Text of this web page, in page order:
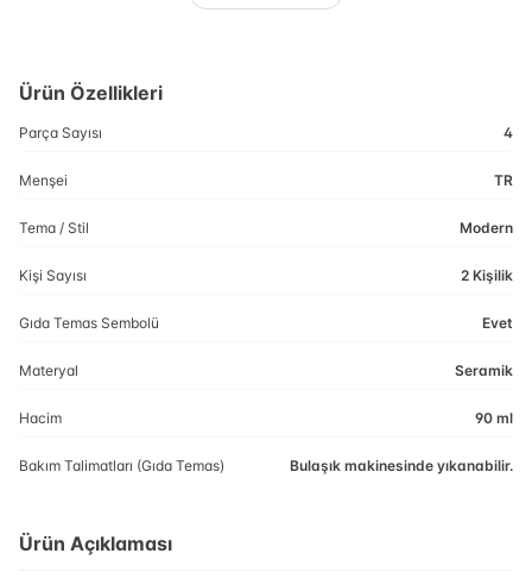
Ürün Özellikleri
Parça Sayısı 4
Menşei TR
Tema / Stil Modern
Kişi Sayısı 2 Kişilik
Gıda Temas Sembolü Evet
Materyal Seramik
Hacim 90 ml
Bakım Talimatları (Gıda Temas) Bulaşık makinesinde yıkanabilir.
Ürün Açıklaması